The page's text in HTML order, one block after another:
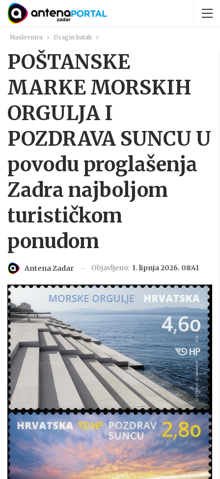
Naslovnica Dragin kutak
POŠTANSKE
MARKE MORSKIH
ORGULJA I
POZDRAVA SUNCU U
povodu proglašenja
Zadra najboljom
turističkom
ponudom
Antena Zadar Objavljeno: 1. lipnja 2026. 08:41